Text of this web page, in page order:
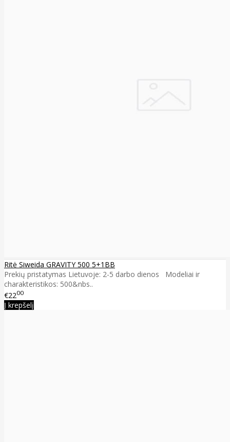
Ritė Siweida GRAVITY 500 5+1BB
Prekių pristatymas Lietuvoje: 2-5 darbo dienos Modeliai ir
charakteristikos: 500&nbs..
€2200
Į krepšelį